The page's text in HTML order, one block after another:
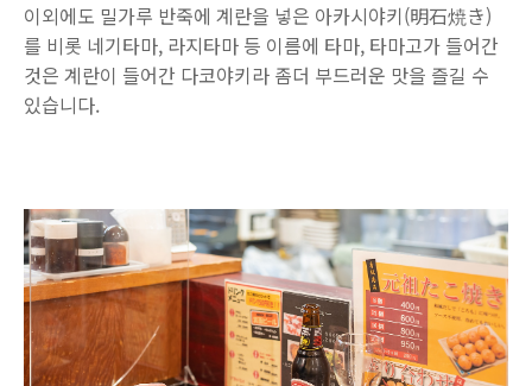
이외에도 밀가루 반죽에 계란을 넣은 아카시야키(明石焼き)
를 비롯 네기타마, 라지타마 등 이름에 타마, 타마고가 들어간
것은 계란이 들어간 다코야키라 좀더 부드러운 맛을 즐길 수
있습니다.